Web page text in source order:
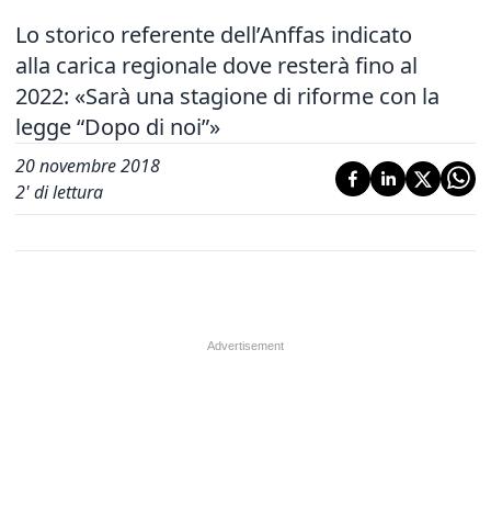
Lo storico referente dell’Anffas indicato
alla carica regionale dove resterà fino al
2022: «Sarà una stagione di riforme con la
legge “Dopo di noi”»
20 novembre 2018
2' di lettura